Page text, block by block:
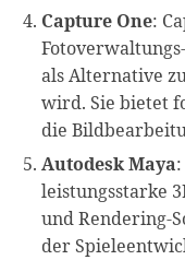
Capture One:
als Alternative
wird. Sie bietet
die
Autodesk Maya
leistungsstarke
und Rendering-
der